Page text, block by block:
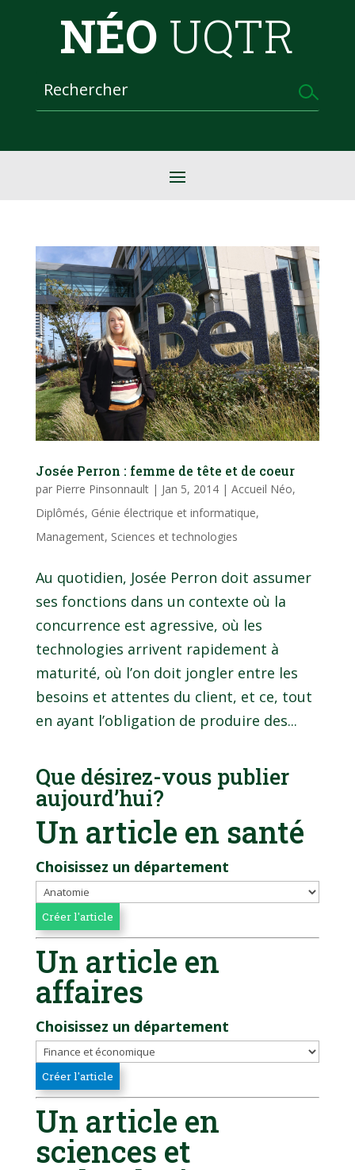
NÉO UQTR
Josée Perron : femme de tête et de coeur
par Pierre Pinsonnault| Jan 5, 2014| Accueil Néo,
Diplômés, Génie électrique et informatique,
Management, Sciences et technologies
Au quotidien, Josée Perron doit assumer
ses fonctions dans un contexte où la
concurrence est agressive, où les
technologies arrivent rapidement à
maturité, où l’on doit jongler entre les
besoins et attentes du client, et ce, tout
en ayant l’obligation de produire des...
Que désirez-vous publier
aujourd’hui?
Un article en santé
Choisissez un département
Un article en
affaires
Choisissez un département
Un article en
sciences et